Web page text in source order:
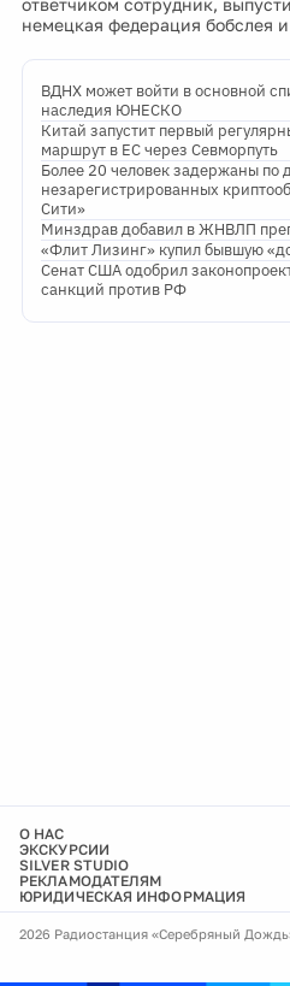
ответчиком сотрудник,
немецкая федерация бобслея
ВДНХ может войти в основной
наследия ЮНЕСКО
Китай запустит первый
маршрут в ЕС через Севморпуть
Более 20 человек задержаны по
незарегистрированных
Сити»
Минздрав добавил в ЖНВЛП
«Флит Лизинг» купил бывшую
Сенат США одобрил
санкций против РФ
О НАС
ЭКСКУРСИИ
SILVER STUDIO
РЕКЛАМОДАТЕЛЯМ
ЮРИДИЧЕСКАЯ ИНФОРМАЦИЯ
2026 Радиостанция «Серебряный